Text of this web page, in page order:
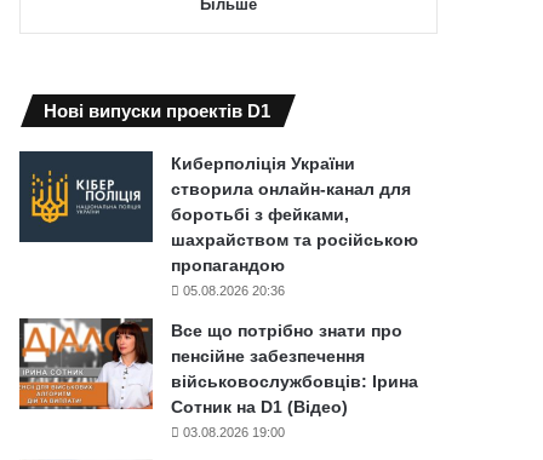
Більше
Нові випуски проектів D1
Киберполіція України
створила онлайн-канал для
боротьбі з фейками,
шахрайством та російською
пропагандою
05.08.2026 20:36
Все що потрібно знати про
пенсійне забезпечення
військовослужбовців: Ірина
Сотник на D1 (Відео)
03.08.2026 19:00